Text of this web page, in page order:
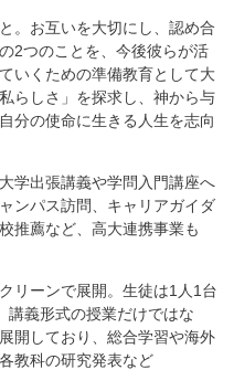
。お互いを大切にし、認め合
2つのことを、今後彼らが活
いくための準備教育として大
らしさ」を探求し、神から与
分の使命に生きる人生を志向
学出張講義や学問入門講座へ
ンパス訪問、キャリアガイダ
推薦など、高大連携事業も
リーンで展開。生徒は1人1台
講義形式の授業だけではな
開しており、総合学習や海外
教科の研究発表など